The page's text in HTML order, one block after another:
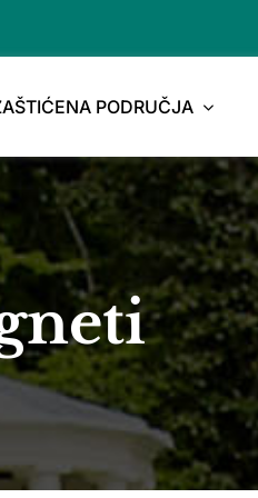
PODRUČJA